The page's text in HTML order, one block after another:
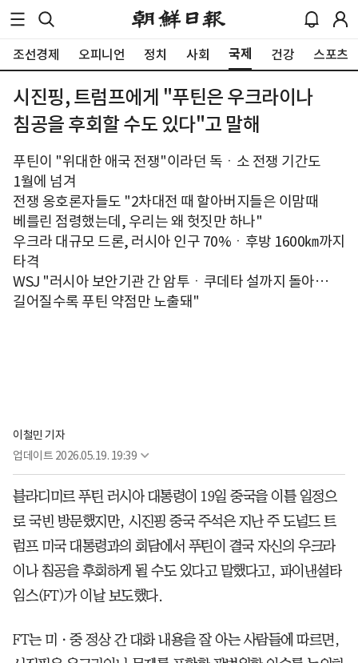
조선경제 오피니언 정치 사회 국제 건강 스포츠
시진핑, 트럼프에게 "푸틴은 우크라이나
침공을 후회할 수도 있다"고 말해
푸틴이 "위대한 애국 전쟁"이라던 독ㆍ소 전쟁 기간도
1월에 넘겨
전쟁 옹호론자들도 "2차대전 때 할아버지들은 이맘때
베를린 점령했는데, 우리는 왜 헛짓만 하나"
우크라 대규모 드론, 러시아 인구 70%ㆍ후방 1600㎞까지
타격
WSJ "러시아 보안기관 간 암투ㆍ쿠데타 설까지 돌아…
길어질수록 푸틴 약점만 노출돼"
이철민 기자
업데이트 2026.05.19. 19:39
블라디미르 푸틴 러시아 대통령이 19일 중국을 이틀 일정으
로 국빈 방문했지만, 시진핑 중국 주석은 지난 주 도널드 트
럼프 미국 대통령과의 회담에서 푸틴이 결국 자신의 우크라
이나 침공을 후회하게 될 수도 있다고 말했다고, 파이낸셜타
임스(FT)가 이날 보도했다.
FT는 미ㆍ중 정상 간 대화 내용을 잘 아는 사람들에 따르면,